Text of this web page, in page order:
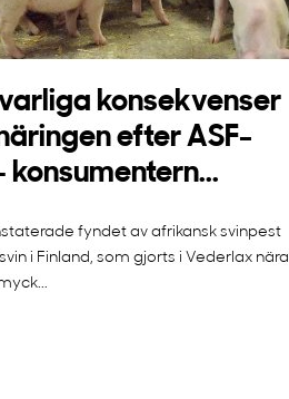
konsekvenser
efter ASF-
konsumentern...
fyndet av afrikansk svinpest
i Finland, som gjorts i Vederlax nära